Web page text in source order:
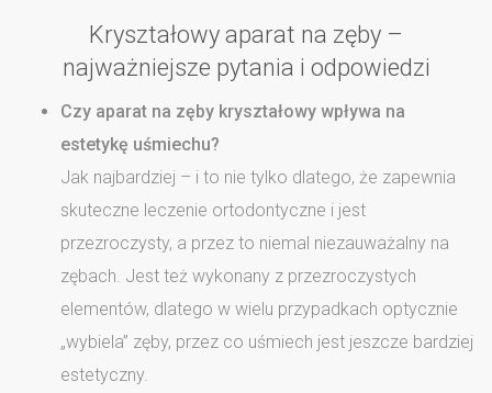
Kryształowy aparat na zęby –
najważniejsze pytania i odpowiedzi
Czy aparat na zęby kryształowy wpływa na
estetykę uśmiechu?
Jak najbardziej – i to nie tylko dlatego, że zapewnia
skuteczne leczenie ortodontyczne i jest
przezroczysty, a przez to niemal niezauważalny na
zębach. Jest też wykonany z przezroczystych
elementów, dlatego w wielu przypadkach optycznie
„wybiela” zęby, przez co uśmiech jest jeszcze bardziej
estetyczny.